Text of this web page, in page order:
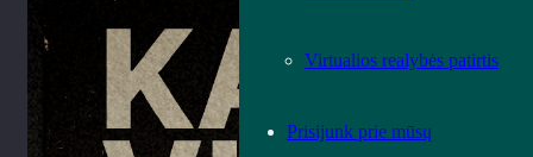
Virtualios realybės patirtis
Prisijunk prie mūsų